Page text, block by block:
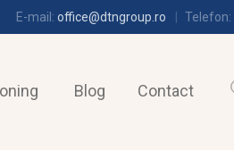
E-mail: office@dtngroup.ro Telefon:
Blog Contact